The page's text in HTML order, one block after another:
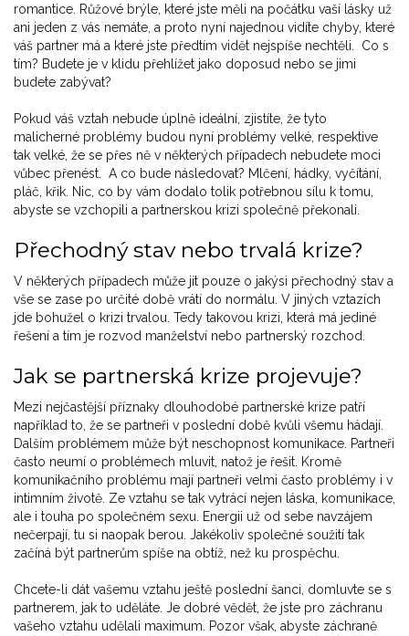
romantice. Růžové brýle, které jste měli na počátku vaší lásky už
ani jeden z vás nemáte, a proto nyní najednou vidíte chyby, které
váš partner má a které jste předtím vidět nejspíše nechtěli. Co s
tím? Budete je v klidu přehlížet jako doposud nebo se jimi
budete zabývat?
Pokud váš vztah nebude úplně ideální, zjistíte, že tyto
malicherné problémy budou nyní problémy velké, respektive
tak velké, že se přes ně v některých případech nebudete moci
vůbec přenést. A co bude následovat? Mlčení, hádky, vyčítání,
pláč, křik. Nic, co by vám dodalo tolik potřebnou sílu k tomu,
abyste se vzchopili a partnerskou krizi společně překonali.
Přechodný stav nebo trvalá krize?
V některých případech může jít pouze o jakýsi přechodný stav a
vše se zase po určité době vrátí do normálu. V jiných vztazích
jde bohužel o krizi trvalou. Tedy takovou krizi, která má jediné
řešení a tím je rozvod manželství nebo partnerský rozchod.
Jak se partnerská krize projevuje?
Mezi nejčastější příznaky dlouhodobé partnerské krize patří
například to, že se partneři v poslední době kvůli všemu hádají.
Dalším problémem může být neschopnost komunikace. Partneři
často neumí o problémech mluvit, natož je řešit. Kromě
komunikačního problému mají partneři velmi často problémy i v
intimním životě. Ze vztahu se tak vytrácí nejen láska, komunikace,
ale i touha po společném sexu. Energii už od sebe navzájem
nečerpají, tu si naopak berou. Jakékoliv společné soužití tak
začíná být partnerům spíše na obtíž, než ku prospěchu.
Chcete-li dát vašemu vztahu ještě poslední šanci, domluvte se s
partnerem, jak to uděláte. Je dobré vědět, že jste pro záchranu
vašeho vztahu udělali maximum. Pozor však, abyste záchraně